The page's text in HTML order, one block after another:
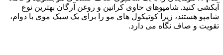
آبکشی کنید. شامپوهای حاوی کراتین و روغن آرگان بهترین نوع
شامپو هستند، زیرا کوتیکول های مو را برای یک سبک موی با دوام،
تقویت و صاف نگاه می دارد.